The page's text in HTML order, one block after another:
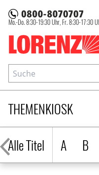
Lorenz
Mo.-Do. 8:30-19:30 Uhr, Fr. 8:30-17:30
THEMENKIOSK
Alle Titel
A B
Suche
Zeitschriftensuche